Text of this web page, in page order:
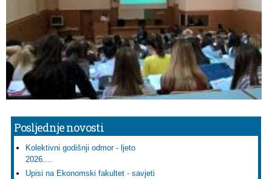
Posljednje novosti
Kolektivni godišnji odmor - ljeto
2026....
Upisi na Ekonomski fakultet - savjeti